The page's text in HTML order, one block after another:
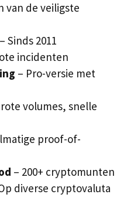
van de veiligste
– Sinds 2011
incidenten
– Pro-versie met
volumes, snelle
proof-of-
– 200+ cryptomunten
diverse cryptovaluta